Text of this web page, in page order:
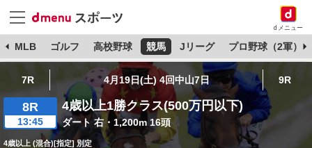
dメニュー
MLB ゴルフ 高校野球 競馬 Jリーグ プロ野球（2軍）
7R 4月19日(土) 4回中山7日 9R
8R
13:45
4歳以上1勝クラス(500万円以下)
ダート 右・1,200m 16頭
4歳以上 (混合)[指定] 別定